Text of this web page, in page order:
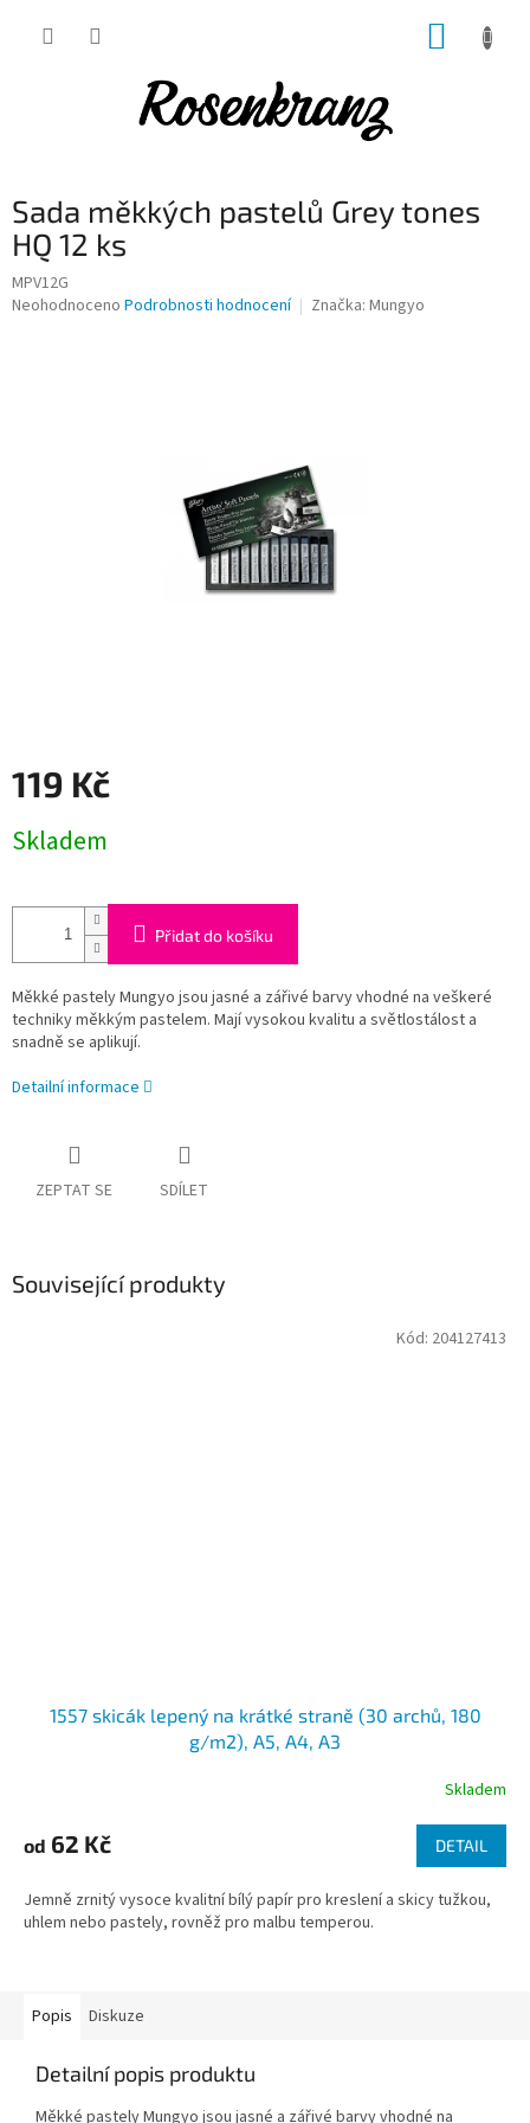
Sada měkkých pastelů Grey tones
HQ 12 ks
MPV12G
Průměrné
Neohodnoceno Podrobnosti hodnocení Značka: Mungyo
119 Kč
cena:
Skladem
Přidat do košíku
Měkké pastely Mungyo jsou jasné a zářivé barvy vhodné na veškeré
techniky měkkým pastelem. Mají vysokou kvalitu a světlostálost a
snadně se aplikují.
Detailní informace
ZEPTAT SE SDÍLET
Související produkty
1557 skicák lepený na krátké straně (30 archů, 180
g/m2), A5, A4, A3
Skladem
od 62 Kč DETAIL
Jemně zrnitý vysoce kvalitní bílý papír pro kreslení a skicy tužkou,
uhlem nebo pastely, rovněž pro malbu temperou.
Kód: 204127413
Popis Diskuze
Detailní popis produktu
Měkké pastely Mungyo jsou jasné a zářivé barvy vhodné na